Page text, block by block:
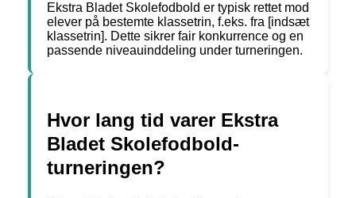
Ekstra Bladet Skolefodbold er typisk rettet mod
elever på bestemte klassetrin, f.eks. fra [indsæt
klassetrin]. Dette sikrer fair konkurrence og en
passende niveauinddeling under turneringen.
Hvor lang tid varer Ekstra
Bladet Skolefodbold-
turneringen?